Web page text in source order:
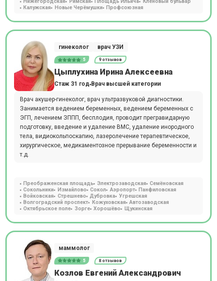
Нижегородская Римская Площадь Ильича
Кленовый бульвар
Калужская
Новые Черёмушки Профсоюзная
гинеколог врач УЗИ
5 9 отзывов
Цыплухина Ирина Алексеевна
Стаж 31 год Врач высшей категории
Врач акушер-гинеколог, врач ультразвуковой диагностики.
Занимается ведением беременных, ведением беременных с
ЭГП, лечением ЗППП, бесплодия, проводит прегравидарную
подготовку, введение и удаление ВМС, удаление инородного
тела, видиокольпоскапию, лазеролечение терапевтическое,
хирургическое, медикаментозное прерывание беременности и
т.д.
Преображенская площадь Электрозаводская
Семёновская
Сокольники
Измайлово Сокол Аэропорт Панфиловская
Войковская
Стрешнево Дубровка
Угрешская
Волгоградский проспект
Кожуховская
Автозаводская
Октябрьское поле
Зорге Хорошёво Щукинская
маммолог
5 8 отзывов
Козлов Евгений Александрович